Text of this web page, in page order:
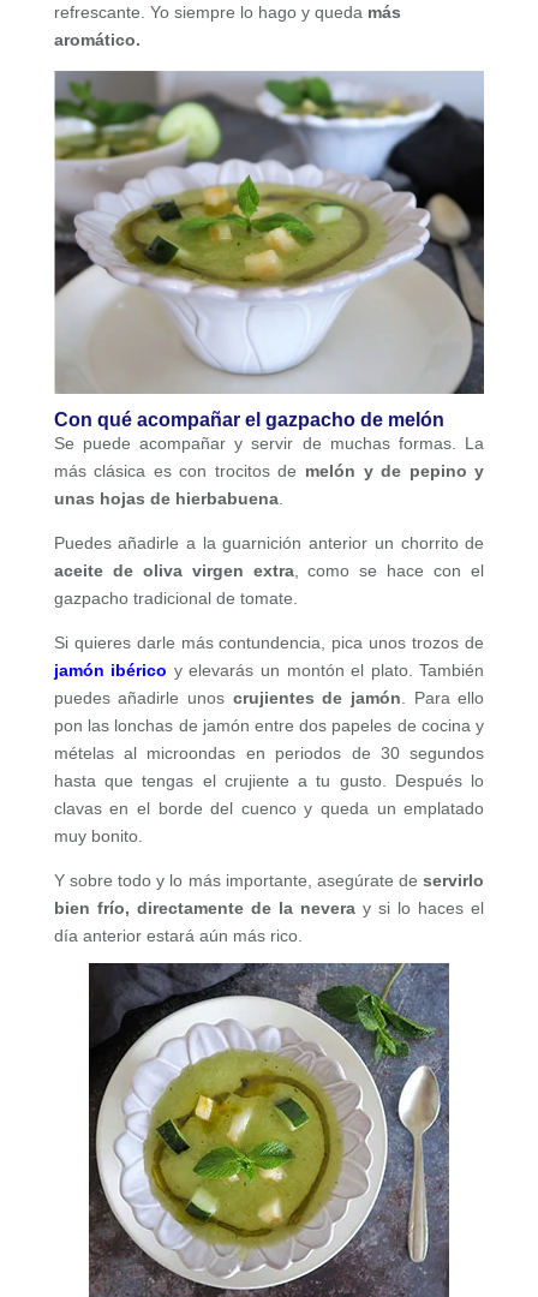
refrescante. Yo siempre lo hago y queda más
aromático.
Con qué acompañar el gazpacho de melón
Se puede acompañar y servir de muchas formas. La
más clásica es con trocitos de melón y de pepino y
unas hojas de hierbabuena.
Puedes añadirle a la guarnición anterior un chorrito de
aceite de oliva virgen extra, como se hace con el
gazpacho tradicional de tomate.
Si quieres darle más contundencia, pica unos trozos de
jamón ibérico y elevarás un montón el plato. También
puedes añadirle unos crujientes de jamón. Para ello
pon las lonchas de jamón entre dos papeles de cocina y
mételas al microondas en periodos de 30 segundos
hasta que tengas el crujiente a tu gusto. Después lo
clavas en el borde del cuenco y queda un emplatado
muy bonito.
Y sobre todo y lo más importante, asegúrate deservirlo
bien frío, directamente de la nevera y si lo haces el
día anterior estará aún más rico.